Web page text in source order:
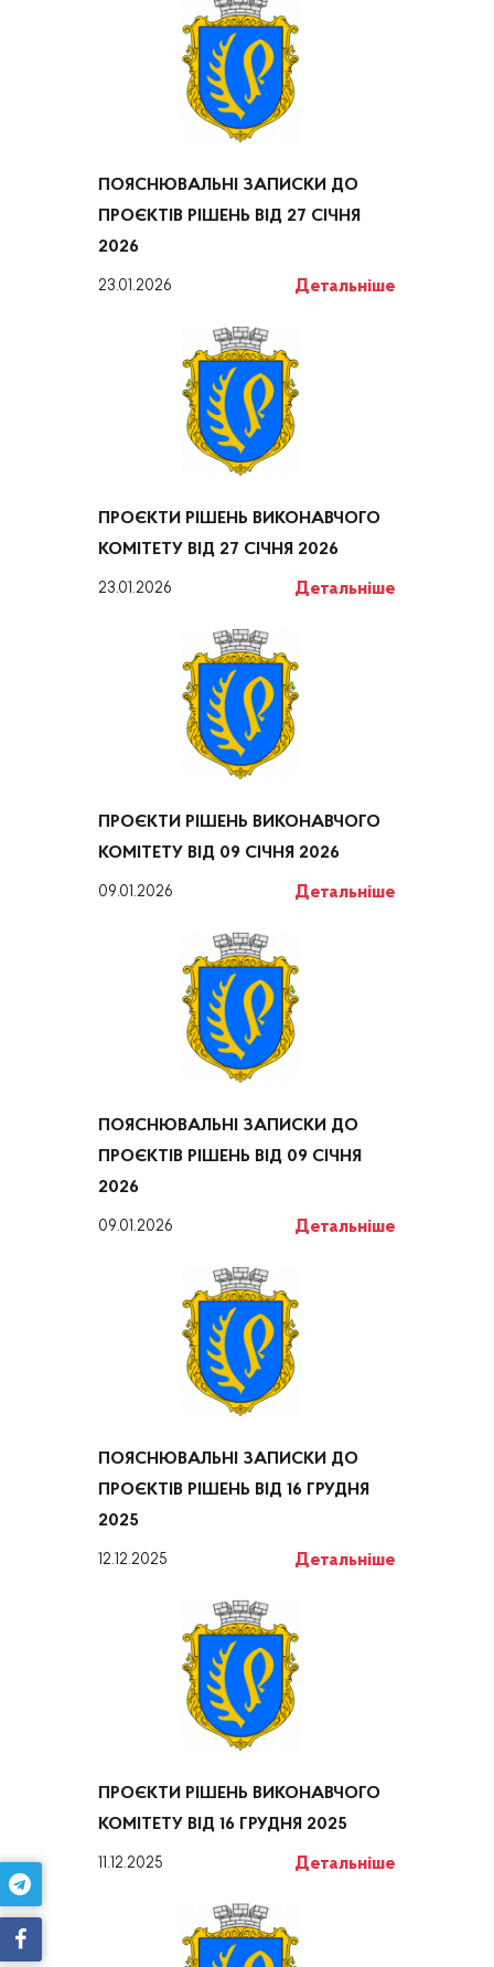
ПОЯСНЮВАЛЬНІ ЗАПИСКИ ДО
ПРОЄКТІВ РІШЕНЬ ВІД 27 СІЧНЯ
2026
23.01.2026 Детальніше
ПРОЄКТИ РІШЕНЬ ВИКОНАВЧОГО
КОМІТЕТУ ВІД 27 СІЧНЯ 2026
23.01.2026 Детальніше
ПРОЄКТИ РІШЕНЬ ВИКОНАВЧОГО
КОМІТЕТУ ВІД 09 СІЧНЯ 2026
09.01.2026 Детальніше
ПОЯСНЮВАЛЬНІ ЗАПИСКИ ДО
ПРОЄКТІВ РІШЕНЬ ВІД 09 СІЧНЯ
2026
09.01.2026 Детальніше
ПОЯСНЮВАЛЬНІ ЗАПИСКИ ДО
ПРОЄКТІВ РІШЕНЬ ВІД 16 ГРУДНЯ
2025
12.12.2025 Детальніше
ПРОЄКТИ РІШЕНЬ ВИКОНАВЧОГО
КОМІТЕТУ ВІД 16 ГРУДНЯ 2025
11.12.2025 Детальніше